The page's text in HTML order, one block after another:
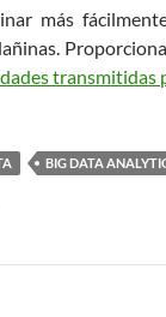
más
transmitidas
BIG DATA